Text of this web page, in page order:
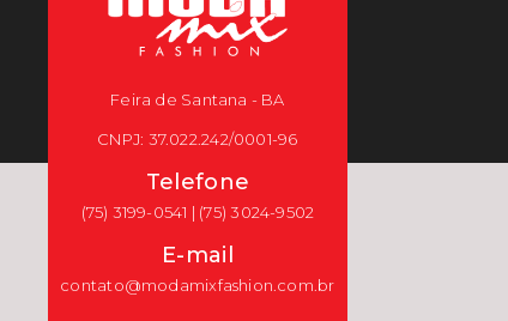
Feira de Santana - BA
CNPJ: 37.022.242/0001-96
Telefone
(75) 3199-0541 | (75) 3024-9502
E-mail
contato@modamixfashion.com.br